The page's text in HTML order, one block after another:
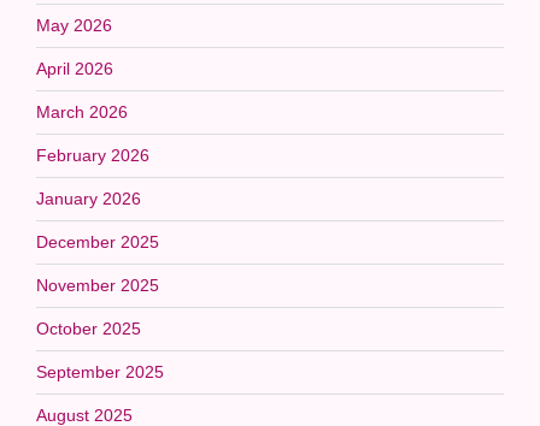
May 2026
April 2026
March 2026
February 2026
January 2026
December 2025
November 2025
October 2025
September 2025
August 2025